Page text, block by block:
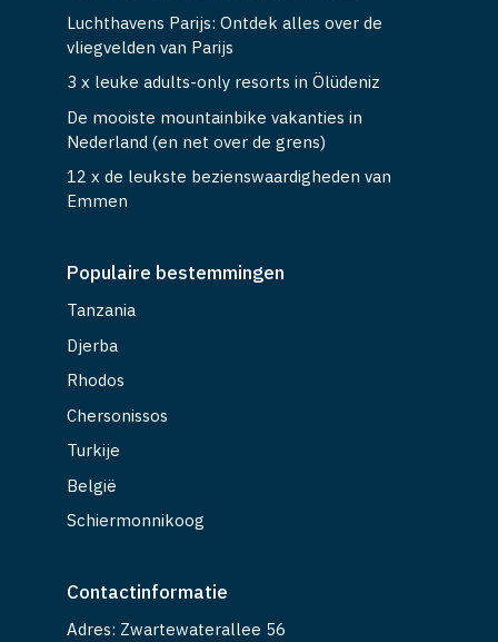
Luchthavens Parijs: Ontdek alles over de
vliegvelden van Parijs
3 x leuke adults-only resorts in Ölüdeniz
De mooiste mountainbike vakanties in
Nederland (en net over de grens)
12 x de leukste bezienswaardigheden van
Emmen
Populaire bestemmingen
Tanzania
Djerba
Rhodos
Chersonissos
Turkije
België
Schiermonnikoog
Contactinformatie
Adres: Zwartewaterallee 56